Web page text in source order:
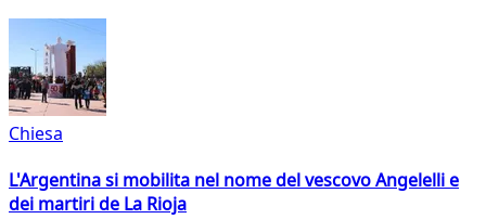
Chiesa
L'Argentina si mobilita nel nome del vescovo Angelelli e
dei martiri de La Rioja